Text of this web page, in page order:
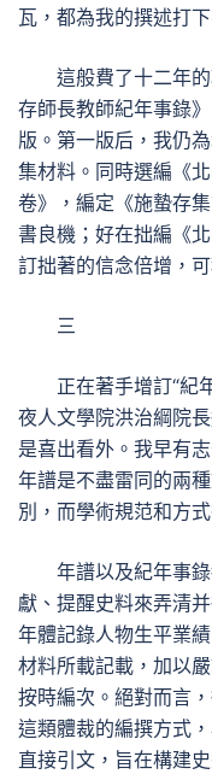
瓦，都為我的撰述打
這般費了十二年
存師長教師紀年事錄
版。第一版后，我仍
集材料。同時選編《
卷》，編定《施蟄存
書良機；好在拙編《
訂拙著的信念倍增，可
三
正在著手增訂“紀
夜人文學院洪治綱院
是喜出看外。我早有
年譜是不盡雷同的兩
別，而學術規范和方
年譜以及紀年事
獻、提醒史料來弄清
年體記錄人物生平業
材料所載記載，加以
按時編次。絕對而言
這類體裁的編撰方式
直接引文，旨在構建